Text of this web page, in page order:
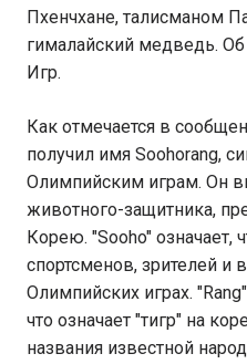
Пхенчхане, талисманом
гималайский медведь. Об
Игр.
Как отмечается в
получил имя Soohorang,
Олимпийским играм. Он
животного-защитника,
Корею. "Sooho" означает,
спортсменов, зрителей и
Олимпийских играх.
что означает "тигр" на
названия известной